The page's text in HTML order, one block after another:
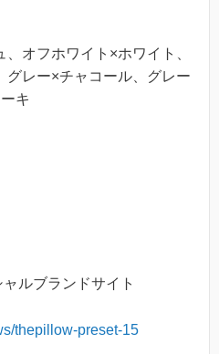
オフホワイト×ホワイト、
グレー×チャコール、グレー
キ
ルブランドサイト
thepillow-preset-15